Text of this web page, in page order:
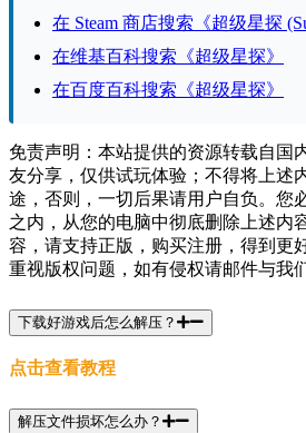
在 Steam 商店搜索《超级星探
在维基百科搜索《超级星探》
在百度百科搜索《超级星探》
免责声明：本站提供的资源转载自国
友分享，仅供试玩体验；不得将上述
途，否则，一切后果请用户自负。您
之内，从您的电脑中彻底删除上述内
容，请支持正版，购买注册，得到更
重视版权问题，如有侵权请邮件与我
下载好游戏后怎么解压？
点击查看教程
解压文件损坏怎么办？